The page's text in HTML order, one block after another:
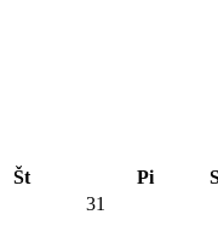
Št Pi
31